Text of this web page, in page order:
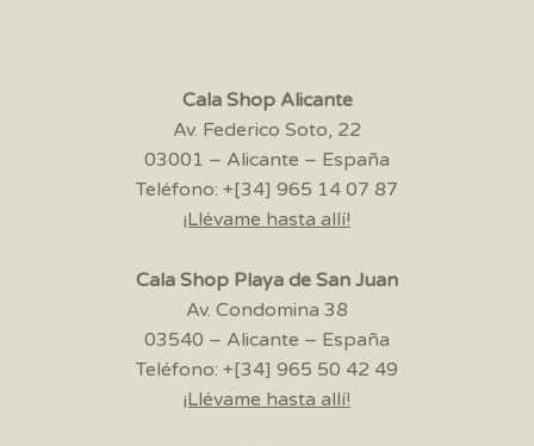
Cala Shop Alicante
Av. Federico Soto, 22
03001 – Alicante – España
Teléfono: +[34] 965 14 07 87
¡Llévame hasta allí!
Cala Shop Playa de San Juan
Av. Condomina 38
03540 – Alicante – España
Teléfono: +[34] 965 50 42 49
¡Llévame hasta allí!